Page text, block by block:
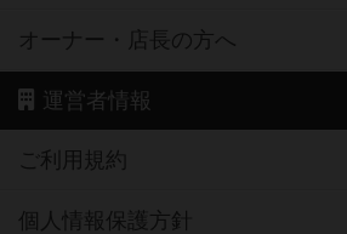
オーナー・店長の方へ
運営者情報
ご利用規約
個人情報保護方針